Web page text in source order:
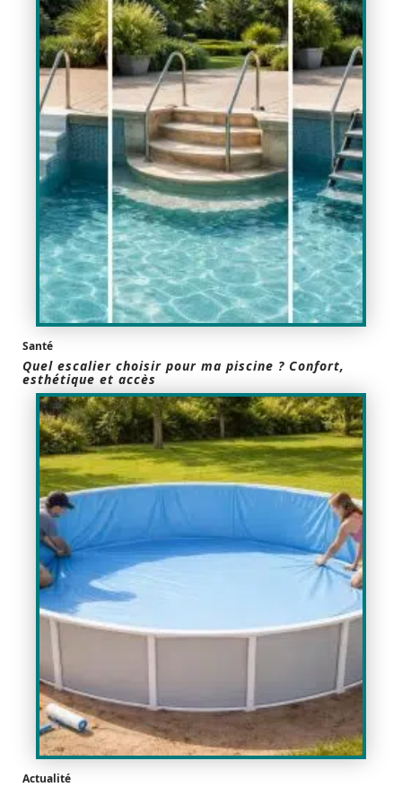
Santé
Quel escalier choisir pour ma piscine ? Confort,
esthétique et accès
Actualité